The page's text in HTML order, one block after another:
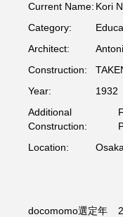
Current Name: Kori
Category:
Architect:
Construction:
Year:
1932
Additional
Construction:
Location:
Osaka
docomomo選定年